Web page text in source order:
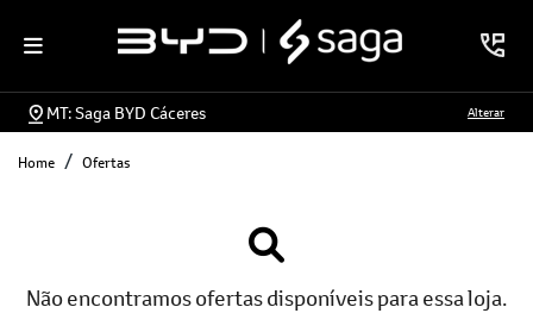
MT: Saga BYD Cáceres Alterar
Home Ofertas
Não encontramos ofertas disponíveis para essa loja.